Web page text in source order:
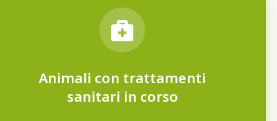
Animali con trattamenti
sanitari in corso